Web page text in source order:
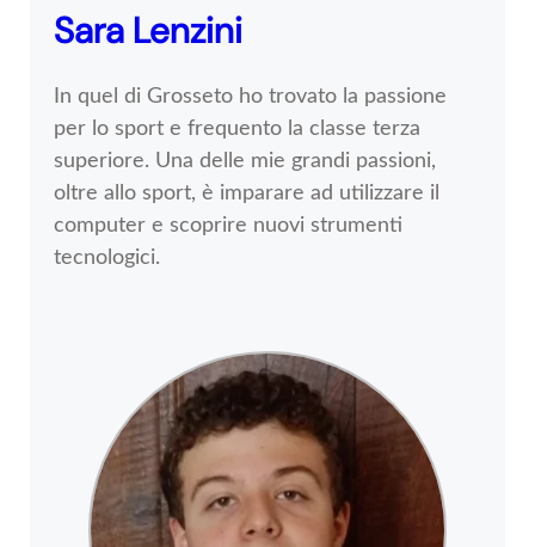
Sara Lenzini
In quel di Grosseto ho trovato la passione
per lo sport e frequento la classe terza
superiore. Una delle mie grandi passioni,
oltre allo sport, è imparare ad utilizzare il
computer e scoprire nuovi strumenti
tecnologici.